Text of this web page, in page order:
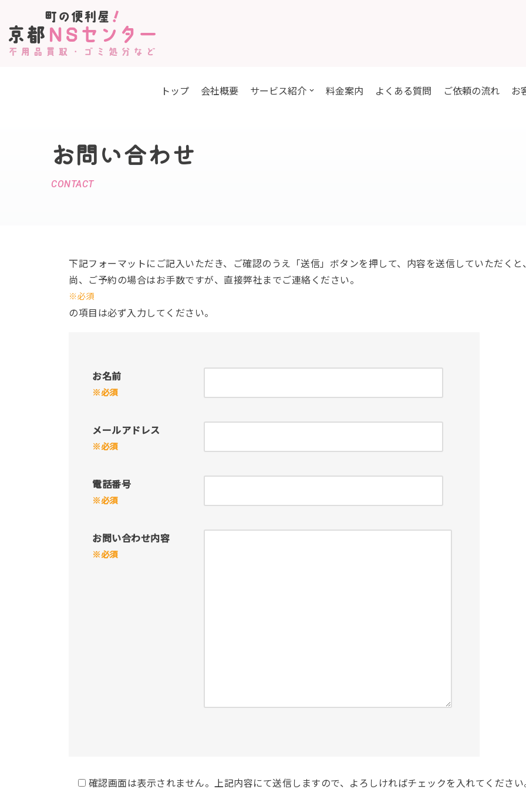
コ
ン
トップ 会社概要 サービス紹介 料金案内 よくある質問 ご依頼の流れ お
お問い合わせ
CONTACT
下記フォーマットにご記入いただき、ご確認のうえ「送信」ボタンを押して、内容を送信していただくと
尚、ご予約の場合はお手数ですが、直接弊社までご連絡ください。
※必須
の項目は必ず入力してください。
お名前
※必須
メールアドレス
※必須
電話番号
※必須
お問い合わせ内容
※必須
確認画面は表示されません。上記内容にて送信しますので、よろしければチェックを入れてください